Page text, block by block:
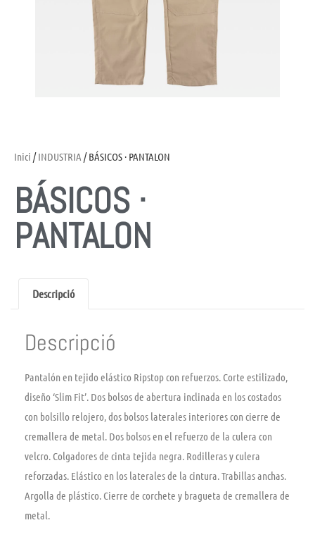
Inici /INDUSTRIA / BÁSICOS · PANTALON
BÁSICOS ·
PANTALON
Descripció
Descripció
Pantalón en tejido elástico Ripstop con refuerzos. Corte estilizado,
diseño ‘Slim Fit’. Dos bolsos de abertura inclinada en los costados
con bolsillo relojero, dos bolsos laterales interiores con cierre de
cremallera de metal. Dos bolsos en el refuerzo de la culera con
velcro. Colgadores de cinta tejida negra. Rodilleras y culera
reforzadas. Elástico en los laterales de la cintura. Trabillas anchas.
Argolla de plástico. Cierre de corchete y bragueta de cremallera de
metal.